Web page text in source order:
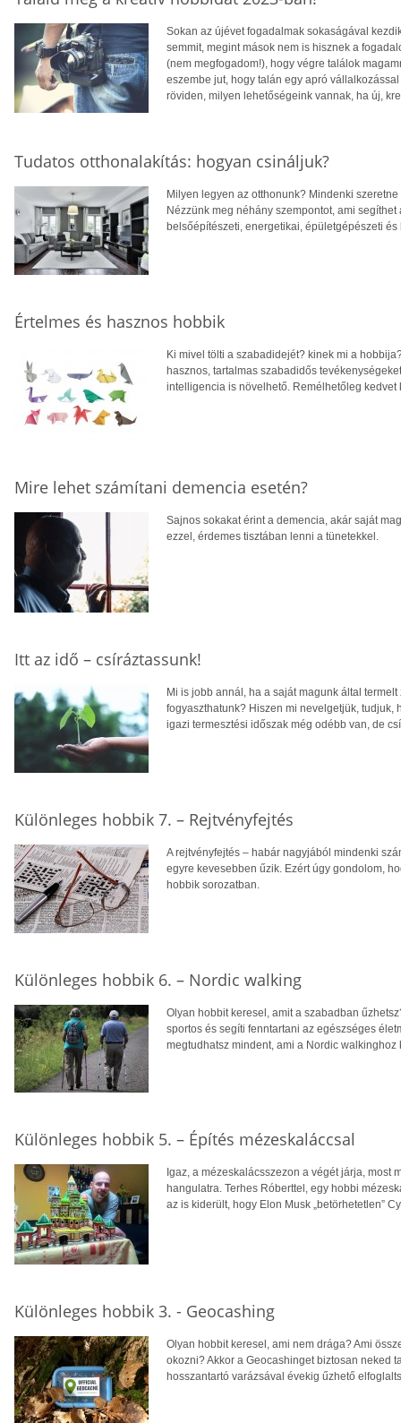
Sokan az újévet fogadalmak sokaságával
semmit, megint mások nem is hisznek a
(nem megfogadom!), hogy végre találok
eszembe jut, hogy talán egy apró
röviden, milyen lehetőségeink vannak, ha új,
Tudatos otthonalakítás: hogyan csináljuk?
Milyen legyen az otthonunk? Mindenki
Nézzünk meg néhány szempontot, ami
belsőépítészeti, energetikai, épületgépészeti
Értelmes és hasznos hobbik
Ki mivel tölti a szabadidejét? kinek mi a
hasznos, tartalmas szabadidős
intelligencia is növelhető. Remélhetőleg kedvet
Mire lehet számítani demencia esetén?
Sajnos sokakat érint a demencia, akár saját
ezzel, érdemes tisztában lenni a tünetekkel.
Itt az idő – csíráztassunk!
Mi is jobb annál, ha a saját magunk által
fogyaszthatunk? Hiszen mi nevelgetjük, tudjuk,
igazi termesztési időszak még odébb van, de
Különleges hobbik 7. – Rejtvényfejtés
A rejtvényfejtés – habár nagyjából mindenki
egyre kevesebben űzik. Ezért úgy gondolom,
hobbik sorozatban.
Különleges hobbik 6. – Nordic walking
Olyan hobbit keresel, amit a szabadban
sportos és segíti fenntartani az egészséges
megtudhatsz mindent, ami a Nordic walkinghoz
Különleges hobbik 5. – Építés mézeskaláccsal
Igaz, a mézeskalácsszezon a végét járja, most
hangulatra. Terhes Róberttel, egy hobbi
az is kiderült, hogy Elon Musk „betörhetetlen”
Különleges hobbik 3. - Geocashing
Olyan hobbit keresel, ami nem drága? Ami
okozni? Akkor a Geocashinget biztosan neked
hosszantartó varázsával évekig űzhető